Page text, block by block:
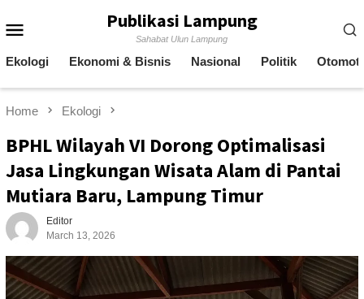
to
Publikasi Lampung
Sahabat Ulun Lampung
Ekologi Ekonomi & Bisnis Nasional Politik
Home Ekologi
BPHL Wilayah VI Dorong Optimalisasi
Jasa Lingkungan Wisata Alam di Pantai
Mutiara Baru, Lampung Timur
Editor
March 13, 2026